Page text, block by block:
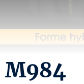
M984